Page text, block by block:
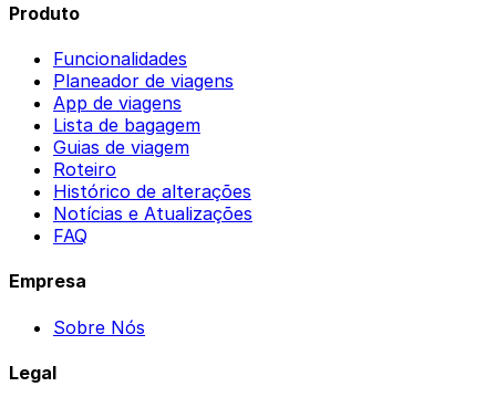
Produto
Funcionalidades
Planeador de viagens
App de viagens
Lista de bagagem
Guias de viagem
Roteiro
Histórico de alterações
Notícias e Atualizações
FAQ
Empresa
Sobre Nós
Legal